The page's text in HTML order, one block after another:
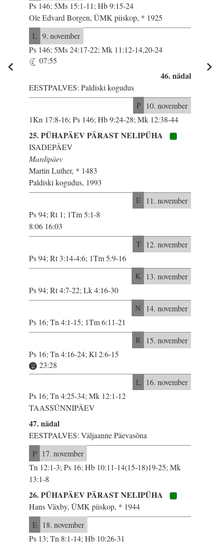
Ps 146; 5Ms 15:1-11; Hb 9:15-24
Ole Edvard Borgen, ÜMK piiskop, * 1925
L 9. november
Ps 146; 5Ms 24:17-22; Mk 11:12-14,20-24
07:55
46. nädal
EESTPALVES: Paldiski kogudus
P 10. november
1Kn 17:8-16; Ps 146; Hb 9:24-28; Mk 12:38-44
25. PÜHAPÄEV PÄRAST NELIPÜHA
ISADEPÄEV
Mardipäev
Martin Luther, * 1483
Paldiski kogudus, 1993
E 11. november
Ps 94; Rt 1; 1Tm 5:1-8
8:06 16:03
T 12. november
Ps 94; Rt 3:14-4:6; 1Tm 5:9-16
K
13. november
Ps 94; Rt 4:7-22; Lk 4:16-30
N
14. november
Ps 16; Tn 4:1-15; 1Tm 6:11-21
R
15. november
Ps 16; Tn 4:16-24; Kl 2:6-15
23:28
L 16. november
Ps 16; Tn 4:25-34; Mk 12:1-12
TAASSÜNNIPÄEV
47. nädal
EESTPALVES: Väljaanne Päevasõna
P 17. november
Tn 12:1-3; Ps 16; Hb 10:11-14(15-18)19-25; Mk
13:1-8
26. PÜHAPÄEV PÄRAST NELIPÜHA
Hans Växby, ÜMK piiskop, * 1944
E 18. november
Ps 13; Tn 8:1-14; Hb 10:26-31